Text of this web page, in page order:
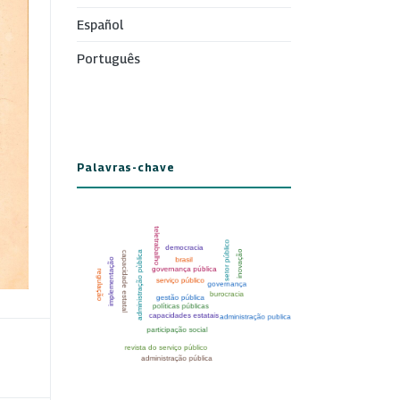
Español
Português
Palavras-chave